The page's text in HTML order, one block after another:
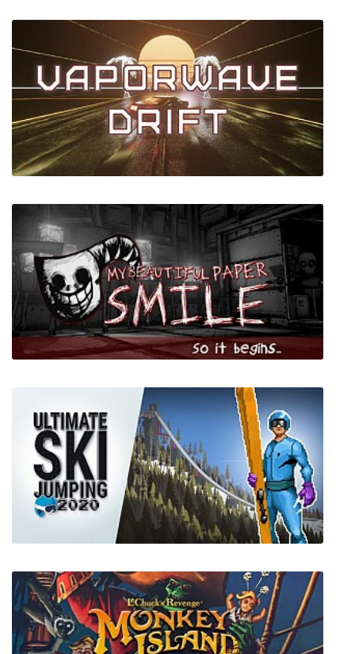
Infinite: Beyond The Mind
Vaporwave Drift
My Beautiful Paper Smile